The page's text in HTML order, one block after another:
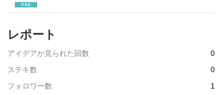
レポート
アイデアが見られた回数
0
ステキ数
0
フォロワー数
1